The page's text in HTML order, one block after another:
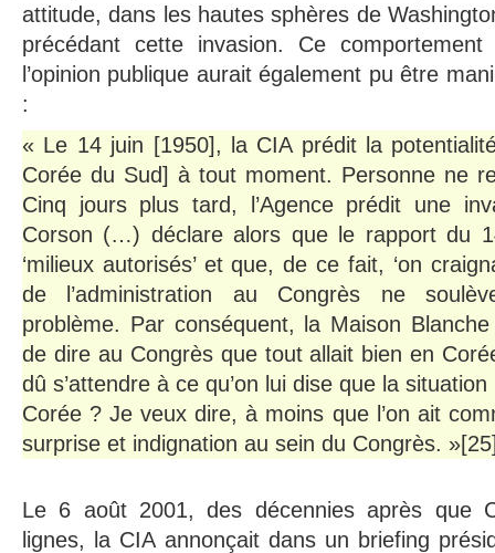
attitude, dans les hautes sphères de
précédant cette invasion. Ce
l’opinion publique aurait également pu être
:
« Le 14 juin [1950], la CIA prédit la
Corée du Sud] à tout moment. Personne ne
Cinq jours plus tard, l’Agence prédit une
Corson (…) déclare alors que le rapport du
‘milieux autorisés’ et que, de ce fait, ‘on
de l’administration au Congrès ne
problème. Par conséquent, la Maison
de dire au Congrès que tout allait bien en
dû s’attendre à ce qu’on lui dise que la
Corée ? Je veux dire, à moins que l’on ait
surprise et indignation au sein du Congrès.
Le 6 août 2001, des décennies après que
lignes, la CIA annonçait dans un briefing